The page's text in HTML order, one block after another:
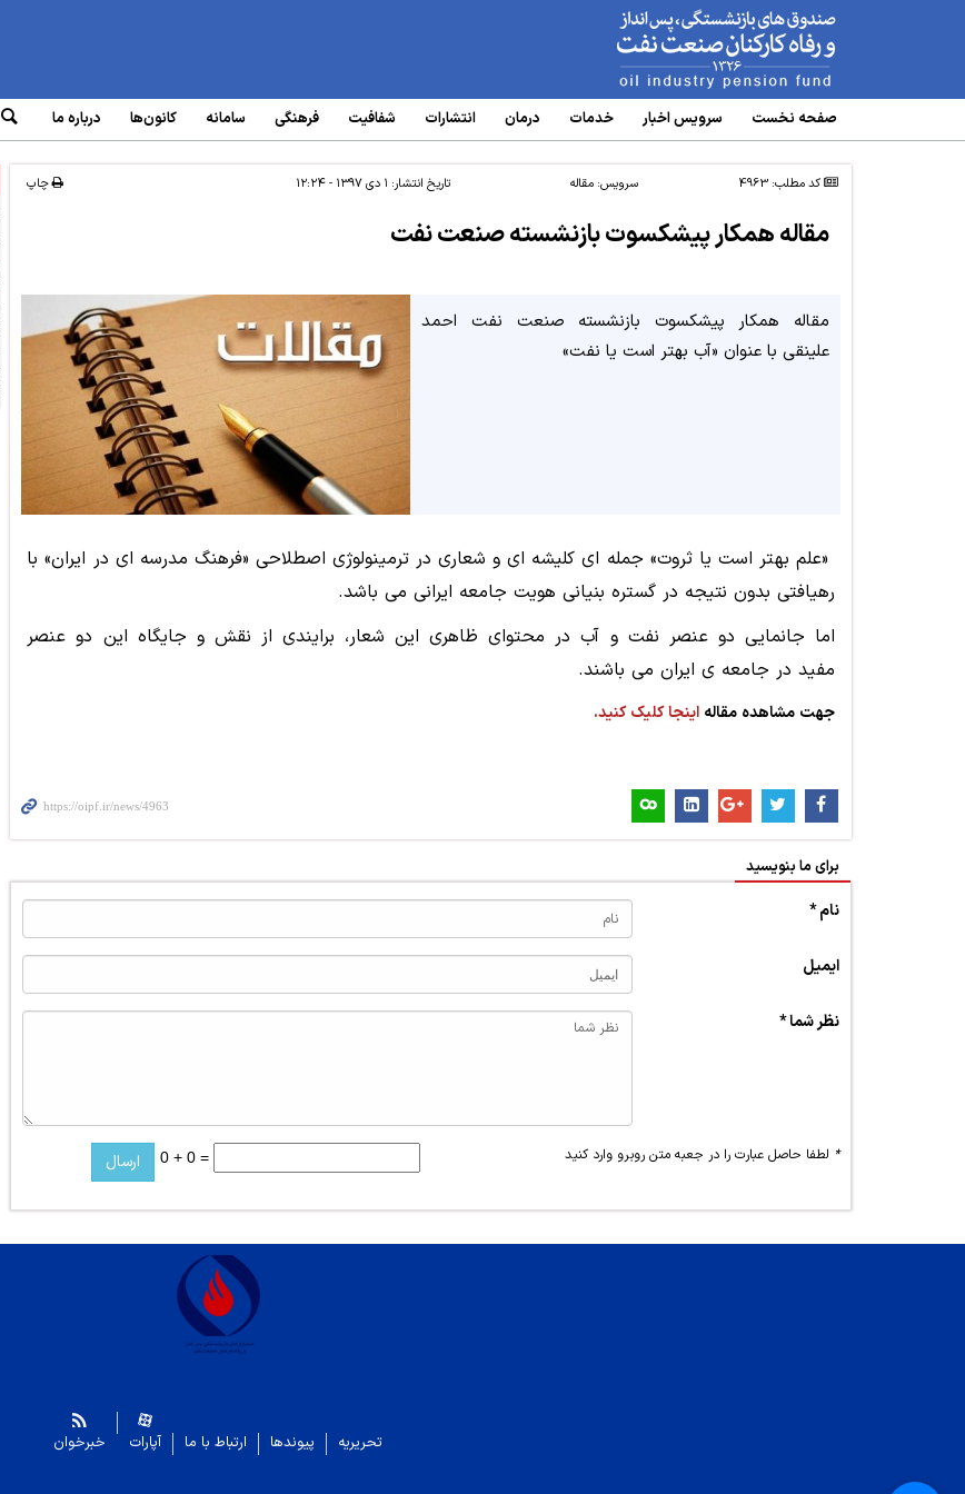
www.oipf.ir
صفحه نخست سرویس‌ اخبار خدمات درمان انتشارات شفافیت فرهنگی سامانه‌ کانون‌ها درباره ما
کد مطلب: 4963 سرویس:مقاله تاریخ انتشار: ۱ دی ۱۳۹۷ - ۱۲:۲۴ چاپ
مقاله همکار پیشکسوت بازنشسته صنعت نفت
مقاله همکار پیشکسوت بازنشسته صنعت نفت احمد
علینقی با عنوان «آب بهتر است یا نفت»
«علم بهتر است یا ثروت» جمله ای کلیشه ای و شعاری در ترمینولوژی اصطلاحی «فرهنگ مدرسه ای در ایران» با
رهیافتی بدون نتیجه در گستره بنیانی هویت جامعه ایرانی می باشد.
اما جانمایی دو عنصر نفت و آب در محتوای ظاهری این شعار، برایندی از نقش و جایگاه این دو عنصر
مفید در جامعه ی ایران می باشند.
جهت مشاهده مقاله اینجا کلیک کنید.
برای ما بنویسید
نام *
ایمیل
نظر شما *
* لطفا حاصل عبارت را در جعبه متن روبرو وارد کنید 0 + 0 =
تحریریه پیوندها ارتباط با ما آپارات خبرخوان